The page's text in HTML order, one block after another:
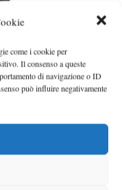
come i cookie per
Il consenso a queste
di navigazione o ID
può influire negativamente